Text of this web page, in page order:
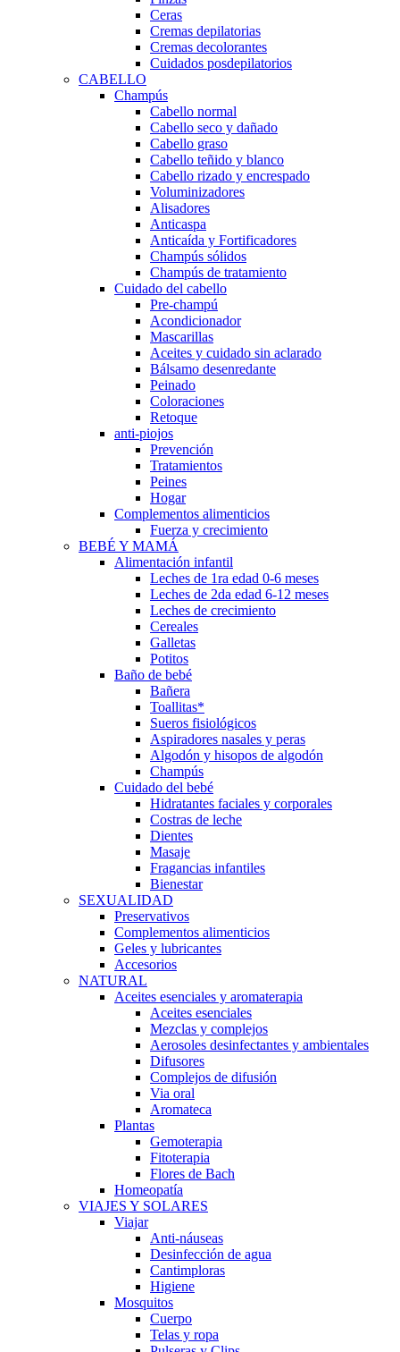
Ceras
Cremas depilatorias
Cremas decolorantes
Cuidados posdepilatorios
CABELLO
Champús
Cabello normal
Cabello seco y dañado
Cabello graso
Cabello teñido y blanco
Cabello rizado y encrespado
Voluminizadores
Alisadores
Anticaspa
Anticaída y Fortificadores
Champús sólidos
Champús de tratamiento
Cuidado del cabello
Pre-champú
Acondicionador
Mascarillas
Aceites y cuidado sin aclarado
Bálsamo desenredante
Peinado
Coloraciones
Retoque
anti-piojos
Prevención
Tratamientos
Peines
Hogar
Complementos alimenticios
Fuerza y crecimiento
BEBÉ Y MAMÁ
Alimentación infantil
Leches de 1ra edad 0-6 meses
Leches de 2da edad 6-12 meses
Leches de crecimiento
Cereales
Galletas
Potitos
Baño de bebé
Bañera
Toallitas*
Sueros fisiológicos
Aspiradores nasales y peras
Algodón y hisopos de algodón
Champús
Cuidado del bebé
Hidratantes faciales y corporales
Costras de leche
Dientes
Masaje
Fragancias infantiles
Bienestar
SEXUALIDAD
Preservativos
Complementos alimenticios
Geles y lubricantes
Accesorios
NATURAL
Aceites esenciales y aromaterapia
Aceites esenciales
Mezclas y complejos
Aerosoles desinfectantes y ambientales
Difusores
Complejos de difusión
Via oral
Aromateca
Plantas
Gemoterapia
Fitoterapia
Flores de Bach
Homeopatía
VIAJES Y SOLARES
Viajar
Anti-náuseas
Desinfección de agua
Cantimploras
Higiene
Mosquitos
Cuerpo
Telas y ropa